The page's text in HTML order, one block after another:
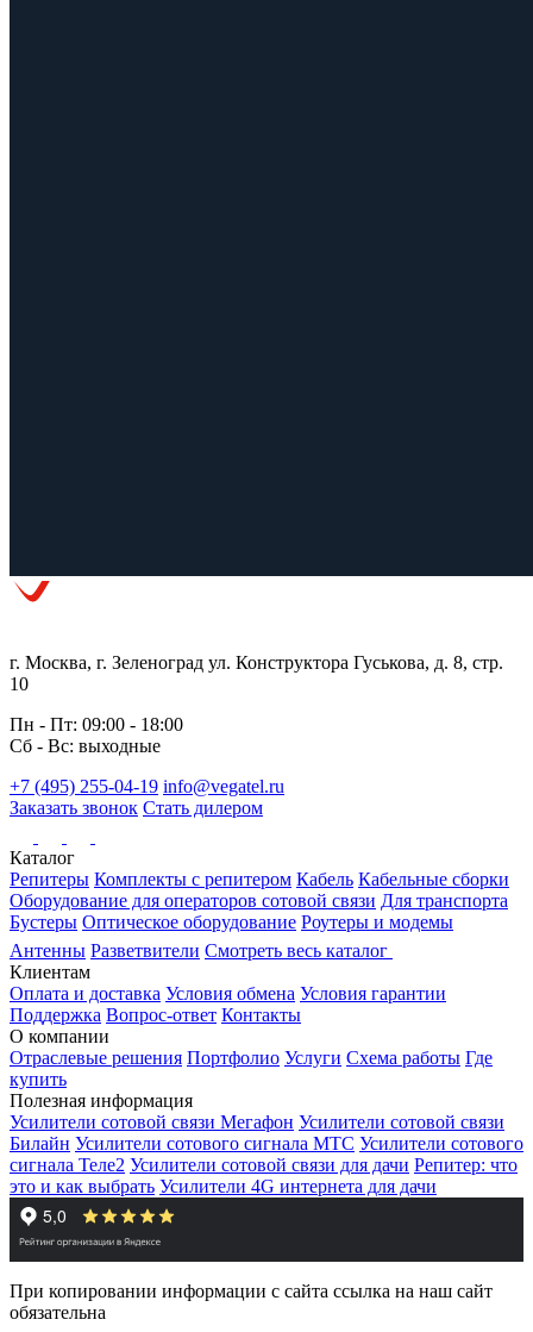
г. Москва, г. Зеленоград ул. Конструктора Гуськова, д. 8, стр.
10
Пн - Пт: 09:00 - 18:00
Сб - Вс: выходные
+7 (495) 255-04-19 info@vegatel.ru
Заказать звонок Стать дилером
Каталог
Репитеры Комплекты с репитером Кабель Кабельные сборки
Оборудование для операторов сотовой связи Для транспорта
Бустеры Оптическое оборудование Роутеры и модемы
Антенны Разветвители Смотреть весь каталог
Клиентам
Оплата и доставка Условия обмена Условия гарантии
Поддержка Вопрос-ответ Контакты
О компании
Отраслевые решения Портфолио Услуги Схема работы Где
купить
Полезная информация
Усилители сотовой связи Мегафон Усилители сотовой связи
Билайн Усилители сотового сигнала МТС Усилители сотового
сигнала Теле2 Усилители сотовой связи для дачи Репитер: что
это и как выбрать Усилители 4G интернета для дачи
При копировании информации с сайта ссылка на наш сайт
обязательна